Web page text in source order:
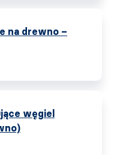
na drewno –
węgiel